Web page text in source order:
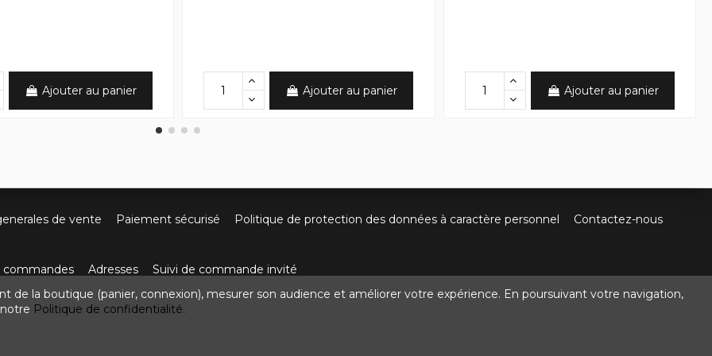
Ajouter au panier Ajouter au panier Ajouter au panier
de vente Paiement sécurisé Politique de protection des données à caractère personnel
Contactez-nous
commandes Adresses Suivi de commande invité
de Villefort 48800 Pied-de-Borne
de la boutique (panier, connexion), mesurer son audience et améliorer votre expérience. En poursuivant votre navigation,
Politique de confidentialité.